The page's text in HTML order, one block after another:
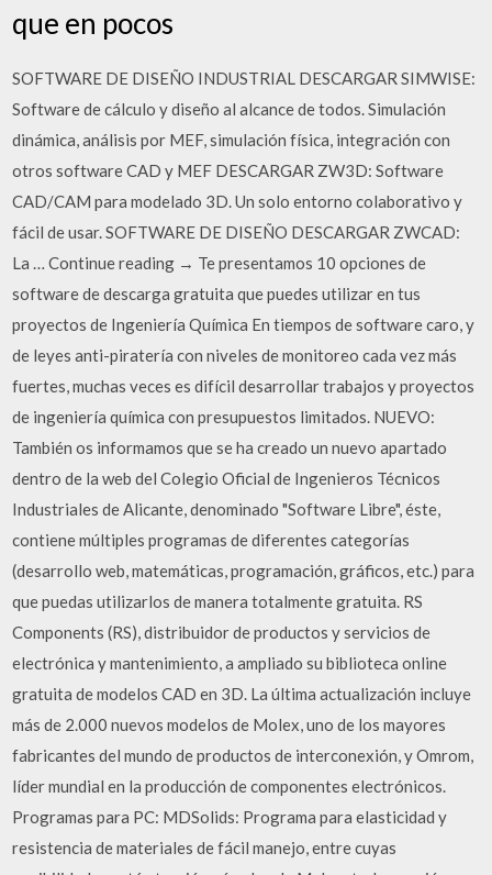
que en pocos
SOFTWARE DE DISEÑO INDUSTRIAL DESCARGAR SIMWISE:
Software de cálculo y diseño al alcance de todos. Simulación
dinámica, análisis por MEF, simulación física, integración con
otros software CAD y MEF DESCARGAR ZW3D: Software
CAD/CAM para modelado 3D. Un solo entorno colaborativo y
fácil de usar. SOFTWARE DE DISEÑO DESCARGAR ZWCAD:
La … Continue reading → Te presentamos 10 opciones de
software de descarga gratuita que puedes utilizar en tus
proyectos de Ingeniería Química En tiempos de software caro, y
de leyes anti-piratería con niveles de monitoreo cada vez más
fuertes, muchas veces es difícil desarrollar trabajos y proyectos
de ingeniería química con presupuestos limitados. NUEVO:
También os informamos que se ha creado un nuevo apartado
dentro de la web del Colegio Oficial de Ingenieros Técnicos
Industriales de Alicante, denominado "Software Libre", éste,
contiene múltiples programas de diferentes categorías
(desarrollo web, matemáticas, programación, gráficos, etc.) para
que puedas utilizarlos de manera totalmente gratuita. RS
Components (RS), distribuidor de productos y servicios de
electrónica y mantenimiento, a ampliado su biblioteca online
gratuita de modelos CAD en 3D. La última actualización incluye
más de 2.000 nuevos modelos de Molex, uno de los mayores
fabricantes del mundo de productos de interconexión, y Omrom,
líder mundial en la producción de componentes electrónicos.
Programas para PC: MDSolids: Programa para elasticidad y
resistencia de materiales de fácil manejo, entre cuyas